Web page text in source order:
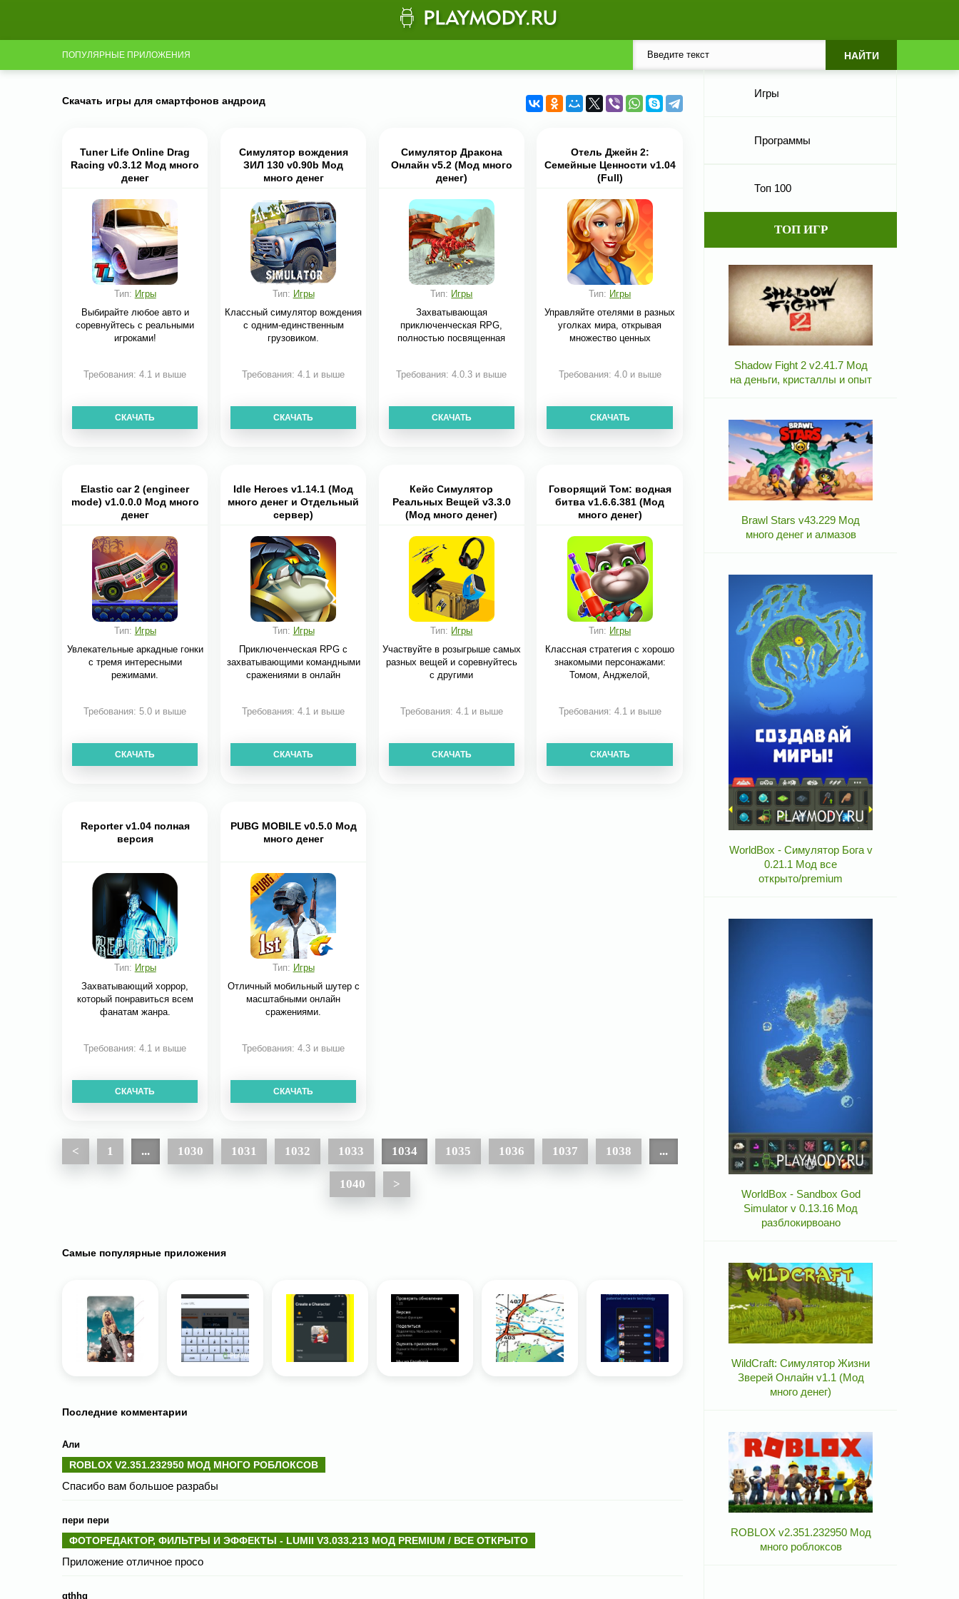
ПОПУЛЯРНЫЕ ПРИЛОЖЕНИЯ
Скачать игры для смартфонов андроид
Tuner Life Online Drag
Racing v0.3.12 Мод много
денег
Тип: Игры
Выбирайте любое авто и
соревнуйтесь с реальными
игроками!
Требования: 4.1 и выше
СКАЧАТЬ
Симулятор вождения
ЗИЛ 130 v0.90b Мод
много денег
Тип: Игры
Классный симулятор вождения
с одним-единственным
грузовиком.
Требования: 4.1 и выше
СКАЧАТЬ
Симулятор Дракона
Онлайн v5.2 (Мод много
денег)
Тип: Игры
Захватывающая
приключенческая RPG,
полностью посвященная
Требования: 4.0.3 и выше
СКАЧАТЬ
Отель Джейн 2:
Семейные Ценности v1.04
(Full)
Тип: Игры
Управляйте отелями в разных
уголках мира, открывая
множество ценных
Требования: 4.0 и выше
СКАЧАТЬ
Elastic car 2 (engineer
mode) v1.0.0.0 Мод много
денег
Тип: Игры
Увлекательные аркадные гонки
с тремя интересными
режимами.
Требования: 5.0 и выше
СКАЧАТЬ
Idle Heroes v1.14.1 (Мод
много денег и Отдельный
сервер)
Тип: Игры
Приключенческая RPG с
захватывающими командными
сражениями в онлайн
Требования: 4.1 и выше
СКАЧАТЬ
Кейс Симулятор
Реальных Вещей v3.3.0
(Мод много денег)
Тип: Игры
Участвуйте в розыгрыше самых
разных вещей и соревнуйтесь
с другими
Требования: 4.1 и выше
СКАЧАТЬ
Говорящий Том: водная
битва v1.6.6.381 (Мод
много денег)
Тип: Игры
Классная стратегия с хорошо
знакомыми персонажами:
Томом, Анджелой,
Требования: 4.1 и выше
СКАЧАТЬ
Reporter v1.04 полная
версия
Тип: Игры
Захватывающий хоррор,
который понравиться всем
фанатам жанра.
Требования: 4.1 и выше
СКАЧАТЬ
PUBG MOBILE v0.5.0 Мод
много денег
Тип: Игры
Отличный мобильный шутер с
масштабными онлайн
сражениями.
Требования: 4.3 и выше
СКАЧАТЬ
< 1 ... 1030 1031 1032 1033 1034 1035 1036 1037 1038 ...
1040 >
Самые популярные приложения
Последние комментарии
Али
ROBLOX V2.351.232950 МОД МНОГО РОБЛОКСОВ
Спасибо вам большое разрабы
пери пери
ФОТОРЕДАКТОР, ФИЛЬТРЫ И ЭФФЕКТЫ - LUMII V3.033.213 МОД PREMIUM / ВСЕ ОТКРЫТО
Приложение отличное просо
gthhg
Игры
Программы
Топ 100
ТОП ИГР
Shadow Fight 2 v2.41.7 Мод
на деньги, кристаллы и опыт
Brawl Stars v43.229 Мод
много денег и алмазов
WorldBox - Симулятор Бога v
0.21.1 Мод все
открыто/premium
WorldBox - Sandbox God
Simulator v 0.13.16 Мод
разблокирвоано
WildCraft: Симулятор Жизни
Зверей Онлайн v1.1 (Мод
много денег)
ROBLOX v2.351.232950 Мод
много роблоксов